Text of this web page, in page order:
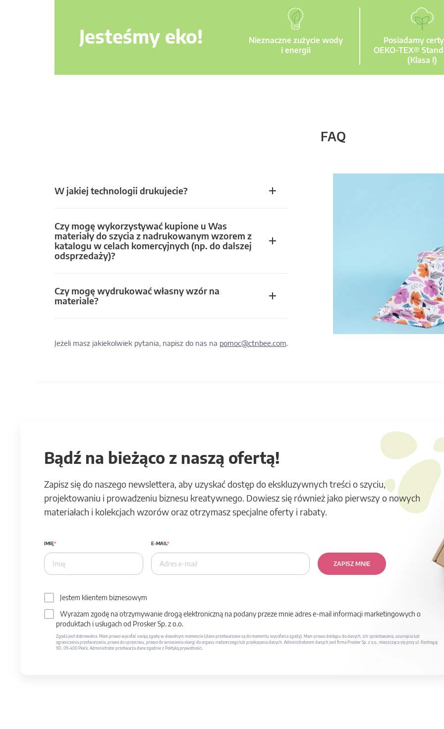
Jesteśmy eko!
Nieznaczne zużycie wody
i energii
Posiadamy
OEKO-TEX®
(Klasa I)
FAQ
W jakiej technologii drukujecie?
Czy mogę wykorzystywać kupione u Was
materiały do szycia z nadrukowanym wzorem z
katalogu w celach komercyjnych (np. do dalszej
odsprzedaży)?
Czy mogę wydrukować własny wzór na
materiale?
Jeżeli masz jakiekolwiek pytania, napisz do nas na pomoc@ctnbee.com.
Bądź na bieżąco z naszą ofertą!
Zapisz się do naszego newslettera, aby uzyskać dostęp do ekskluzywnych treści o szyciu,
projektowaniu i prowadzeniu biznesu kreatywnego. Dowiesz się również jako pierwszy o nowych
materiałach i kolekcjach wzorów oraz otrzymasz specjalne oferty i rabaty.
IMIĘ E-MAIL
ZAPISZ MNIE
Jestem klientem biznesowym
Wyrażam zgodę na otrzymywanie drogą elektroniczną na podany przeze mnie adres e-mail informacji marketingowych o
produktach i usługach od Prosker Sp. z o.o.
Zgoda jest dobrowolna. Mam prawo wycofać swoją zgodę w dowolnym momencie (dane przetwarzane są do momentu wycofania zgody). Mam prawo dostępu do danych, ich sprostowania, usunięcia lub
ograniczenia przetwarzania, prawo do sprzeciwu, prawo do wniesienia skargi do organu nadzorczego lub przekazania danych. Administratorem danych jest firma Prosker Sp. z o.o., mieszcząca się przy ul. Kostrogaj
9D, 09-400 Płock. Administrator przetwarza dane zgodnie z Polityką prywatności.